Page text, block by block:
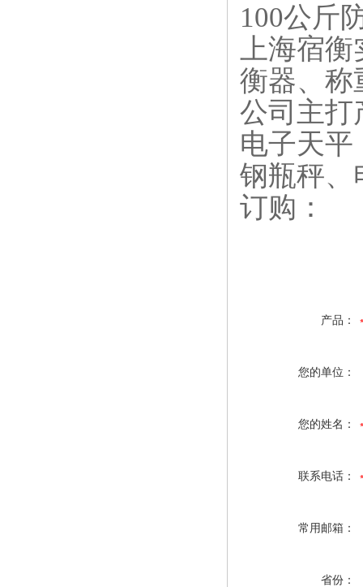
100公斤
上海宿衡
衡器、称
公司主打
电子天
钢瓶秤、
订购：
产品：
您的单位：
您的姓名：
联系电话：
常用邮箱：
省份：